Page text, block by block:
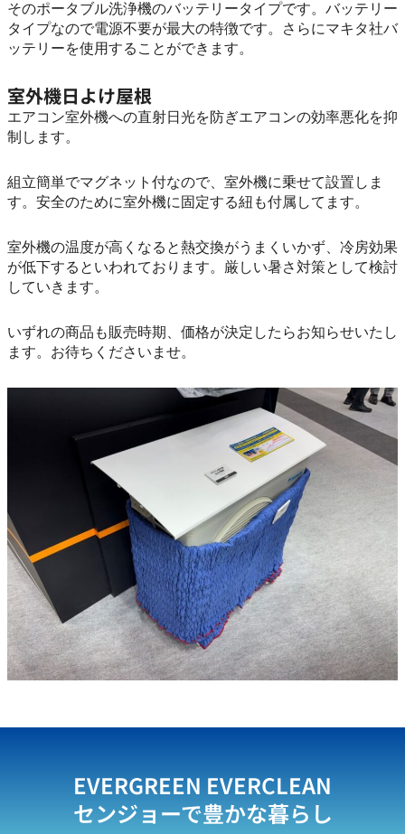
そのポータブル洗浄機のバッテリータイプです。バッテリー
タイプなので電源不要が最大の特徴です。さらにマキタ社バ
ッテリーを使用することができます。
室外機日よけ屋根
エアコン室外機への直射日光を防ぎエアコンの効率悪化を抑
制します。
組立簡単でマグネット付なので、室外機に乗せて設置しま
す。安全のために室外機に固定する紐も付属してます。
室外機の温度が高くなると熱交換がうまくいかず、冷房効果
が低下するといわれております。厳しい暑さ対策として検討
していきます。
いずれの商品も販売時期、価格が決定したらお知らせいたし
ます。お待ちくださいませ。
EVERGREEN EVERCLEAN
センジョーで豊かな暮らし